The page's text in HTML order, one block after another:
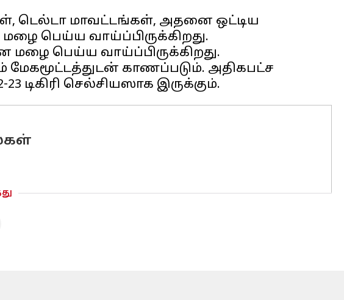
டெல்டா மாவட்டங்கள், அதனை ஒட்டிய
பெய்ய வாய்ப்பிருக்கிறது.
மழை பெய்ய வாய்ப்பிருக்கிறது.
மேகமூட்டத்துடன் காணப்படும். அதிகபட்ச